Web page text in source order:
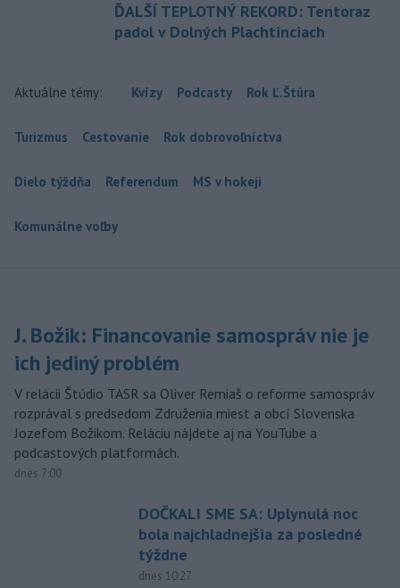
ĎALŠÍ TEPLOTNÝ REKORD: Tentoraz
padol v Dolných Plachtinciach
Aktuálne témy: Kvízy Podcasty Rok Ľ.Štúra
Turizmus Cestovanie Rok dobrovoľníctva
Dielo týždňa Referendum MS v hokeji
Komunálne voľby
J. Božik: Financovanie samospráv nie je
ich jediný problém
V relácii Štúdio TASR sa Oliver Remiaš o reforme samospráv
rozprával s predsedom Združenia miest a obcí Slovenska
Jozefom Božikom. Reláciu nájdete aj na YouTube a
podcastových platformách.
dnes 7:00
DOČKALI SME SA: Uplynulá noc
bola najchladnejšia za posledné
týždne
dnes 10:27